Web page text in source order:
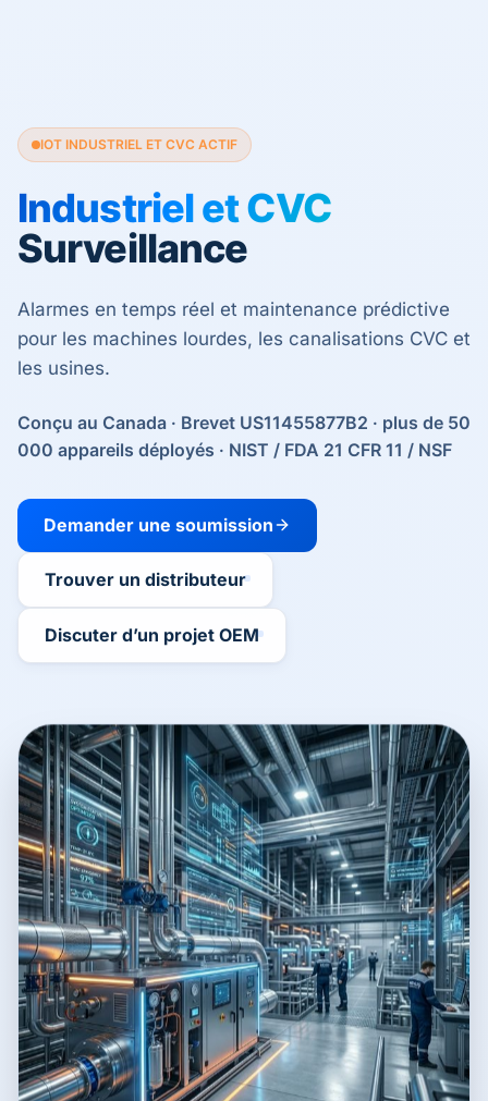
IOT INDUSTRIEL ET CVC ACTIF
Industriel et CVC
Surveillance
Alarmes en temps réel et maintenance prédictive
pour les machines lourdes, les canalisations CVC et
les usines.
Conçu au Canada · Brevet US11455877B2 · plus de 50
000 appareils déployés · NIST / FDA 21 CFR 11 / NSF
Demander une soumission
Trouver un distributeur
Discuter d’un projet OEM